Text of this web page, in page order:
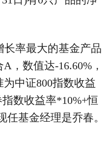
长率最大的基金产品
，数值达-16.60%，
中证800指数收益
数收益率*10%+恒
任基金经理是乔春。